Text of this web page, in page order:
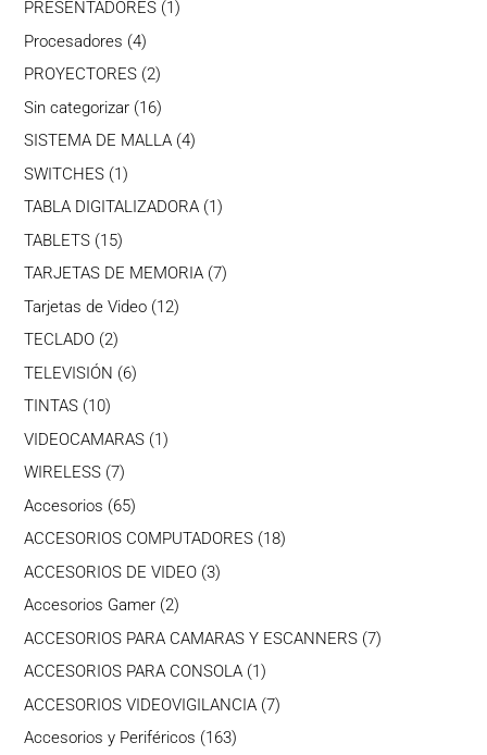
PRESENTADORES 1 1
Procesadores 44
productos
PROYECTORES 22
productos
Sin categorizar 1616
productos
SISTEMA DE MALLA 44
SWITCHES 11
producto
TABLA DIGITALIZADORA 1 1
TABLETS 1515
productos
TARJETAS DE MEMORIA 77
Tarjetas de Video 1212
TECLADO 22
productos
TELEVISIÓN 66
TINTAS 1010
productos
VIDEOCAMARAS 11
WIRELESS 77
productos
Accesorios 6565
productos
ACCESORIOS COMPUTADORES 1818
ACCESORIOS DE VIDEO 33
Accesorios Gamer 22
productos
ACCESORIOS PARA CAMARAS Y ESCANNERS 77
ACCESORIOS PARA CONSOLA 1 1
producto
ACCESORIOS VIDEOVIGILANCIA 77
Accesorios y Periféricos 163163